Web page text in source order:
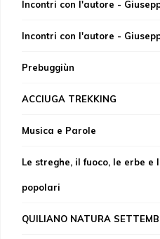
Incontri con l'autore -
Incontri con l'autore -
Prebuggiùn
ACCIUGA TREKKING
Musica e Parole
Le streghe, il fuoco, le erbe
popolari
QUILIANO NATURA